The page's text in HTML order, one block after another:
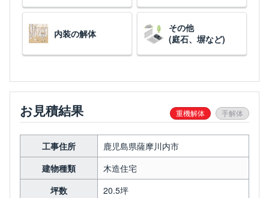
内装の解体
その他
(庭石、塀など)
お見積結果 重機解体 手解体
工事住所
鹿児島県薩摩川内市
建物種類
木造住宅
坪数
20.5坪